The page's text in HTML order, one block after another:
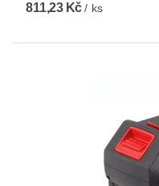
811,23 Kč/ ks